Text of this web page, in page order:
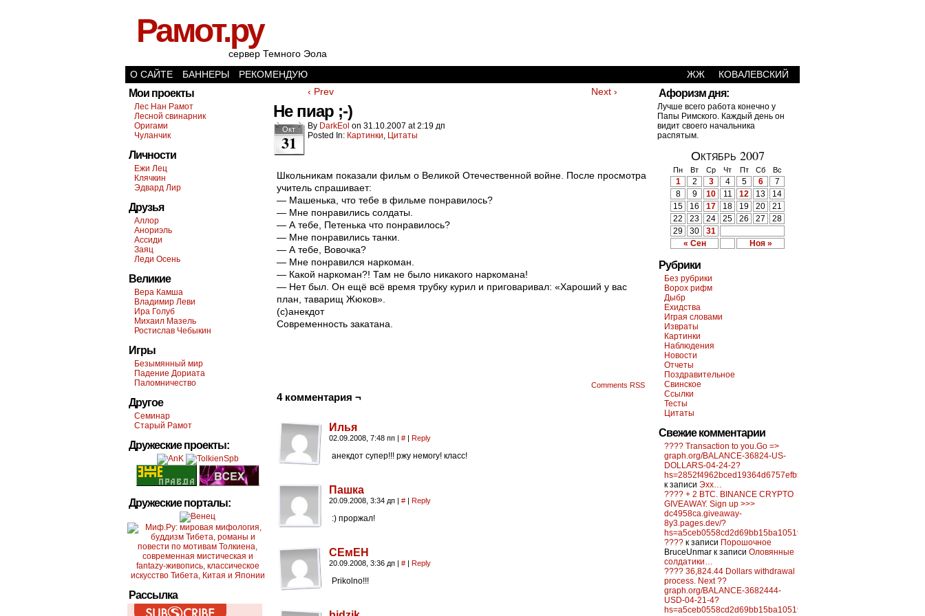
Рамот.ру
сервер Темного Эола
О САЙТЕ
БАННЕРЫ РЕКОМЕНДУЮ ЖЖ КОВАЛЕВСКИЙ
Мои проекты
Лес Нан Рамот
Лесной свинарник
Оригами
Чуланчик
Личности
Ежи Лец
Клячкин
Эдвард Лир
Друзья
Аллор
Анориэль
Ассиди
Заяц
Леди Осень
Великие
Вера Камша
Владимир Леви
Ира Голуб
Михаил Мазель
Ростислав Чебыкин
Игры
Безымянный мир
Падение Дориата
Паломничество
Другое
Семинар
Старый Рамот
Дружеские проекты:
Дружеские порталы:
Рассылка
‹ Prev Next ›
Не пиар ;-)
Окт
31
By DarkEol on 31.10.2007 at2:19 дп
Posted In: Картинки, Цитаты
Школьникам показали фильм о Великой Отечественной войне. После просмотра
учитель спрашивает:
— Машенька, что тебе в фильме понравилось?
— Мне понравились солдаты.
— А тебе, Петенька что понравилось?
— Мне понравились танки.
— А тебе, Вовочка?
— Мне понравился наркоман.
— Какой наркоман?! Там не было никакого наркомана!
— Нет был. Он ещё всё время трубку курил и приговаривал: «Хароший у вас
план, таварищ Жюков».
(с)анекдот
Современность закатана.
Comments RSS
4 комментария ¬
Илья
02.09.2008, 7:48 пп | # | Reply
анекдот супер!!! ржу немогу! класс!
Пашка
20.09.2008, 3:34 дп | # | Reply
:) проржал!
СЕмЕН
20.09.2008, 3:36 дп | # | Reply
Prikolno!!!
Афоризм дня:
Лучше всего работа конечно у
Папы Римского. Каждый день он
видит своего начальника
распятым.
Октябрь 2007
Пн Вт Ср Чт Пт Сб Вс
« Сен Ноя »
1 2 3 4 5 6
7
8
9 10 11 12 13
14
15
16 17 18 19 20
21
22
23 24 25 26 27
28
29
30 31
Рубрики
Без рубрики
Ворох рифм
Дыбр
Ехидства
Играя словами
Извраты
Картинки
Наблюдения
Новости
Отчеты
Поздравительное
Свинское
Ссылки
Тесты
Цитаты
Свежие комментарии
???? Transaction to you.Go =>
graph.org/BALANCE-36824-US-
DOLLARS-04-24-2?
hs=2852f4962bced19364d6757efb5f6a84&
к записи Эхх…
???? + 2 BTC. BINANCE CRYPTO
GIVEAWAY. Sign up >>>
dc4958ca.giveaway-
8y3.pages.dev/?
hs=a5ceb0558cd2d69bb15ba10519f0d6c2&
???? к записи Порошочное
BruceUnmar к записи Оловянные
солдатики…
???? 36,824.44 Dollars withdrawal
process. Next ??
graph.org/BALANCE-3682444-
USD-04-21-4?
hs=a5ceb0558cd2d69bb15ba10519f0d6c2&